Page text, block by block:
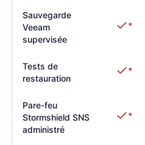
Sauvegarde
Veeam
supervisée
*
Tests de
restauration
*
Pare-feu
Stormshield SNS
administré
*